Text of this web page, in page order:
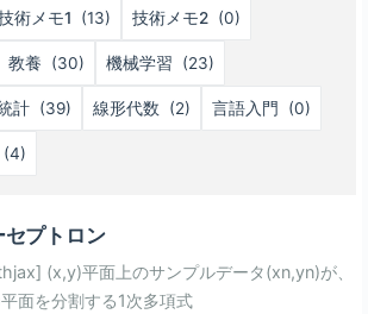
術メモ1 (13) 技術メモ2 (0)
教養 (30) 機械学習 (23)
計 (39) 線形代数 (2) 言語入門 (0)
(4)
セプトロン
(x,y)平面上のサンプルデータ(xn,yn)が、
面を分割する1次多項式